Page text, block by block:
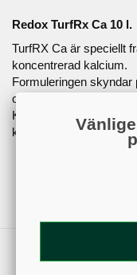
Redox TurfRx Ca 10 l.
TurfRX Ca är speciellt
koncentrerad kalcium.
Formuleringen skyndar
och rot.
Kan med fördel
känsligt, eller innan en
Maximerar upptag